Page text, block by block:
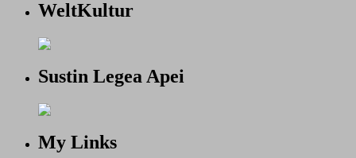
WeltKultur
Sustin Legea Apei
My Links